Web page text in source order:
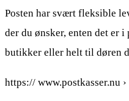
Posten har svært fleksible
der du ønsker, enten det er i
butikker eller helt til døren
https:// www.postkasser.nu